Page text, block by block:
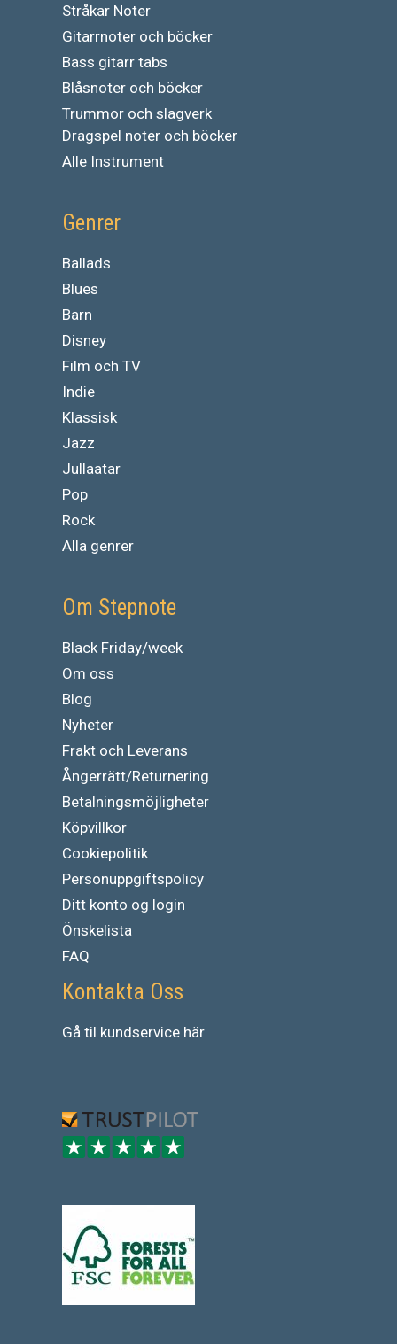
Stråkar Noter
Gitarrnoter och böcker
Bass gitarr tabs
Blåsnoter och böcker
Trummor och slagverk
Dragspel noter och böcker
Alle Instrument
Genrer
Ballads
Blues
Barn
Disney
Film och TV
Indie
Klassisk
Jazz
Jullaatar
Pop
Rock
Alla genrer
Om Stepnote
Black Friday/week
Om oss
Blog
Nyheter
Frakt och Leverans
Ångerrätt/Returnering
Betalningsmöjligheter
Köpvillkor
Cookiepolitik
Personuppgiftspolicy
Ditt konto og login
Önskelista
FAQ
Kontakta Oss
Gå til kundservice här